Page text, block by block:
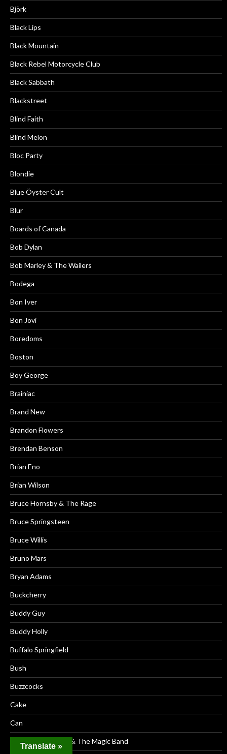
Björk
Black Lips
Black Mountain
Black Rebel Motorcycle Club
Black Sabbath
Blackstreet
Blind Faith
Blind Melon
Bloc Party
Blondie
Blue Öyster Cult
Blur
Boards of Canada
Bob Dylan
Bob Marley & The Wailers
Bodega
Bon Iver
Bon Jovi
Boredoms
Boston
Boy George
Brainiac
Brand New
Brandon Flowers
Brendan Benson
Brian Eno
Brian Wilson
Bruce Hornsby & The Rage
Bruce Springsteen
Bruce Willis
Bruno Mars
Bryan Adams
Buckcherry
Buddy Guy
Buddy Holly
Buffalo Springfield
Bush
Buzzcocks
Cake
Can
Captain Beefheart & The Magic Band
Translate »